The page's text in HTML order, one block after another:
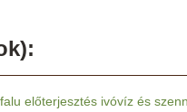
előterjesztés ivóvíz és